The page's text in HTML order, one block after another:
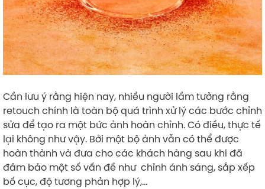
Cần lưu ý rằng hiện nay, nhiều người lầm tưởng rằng
retouch chính là toàn bộ quá trình xử lý các bước chỉnh
sửa để tạo ra một bức ảnh hoàn chỉnh. Có điều, thực tế
lại không như vậy. Bởi một bộ ảnh vẫn có thể được
hoàn thành và đưa cho các khách hàng sau khi đã
đảm bảo một số vấn đề như chỉnh ánh sáng, sắp xếp
bố cục, độ tương phản hợp lý,…